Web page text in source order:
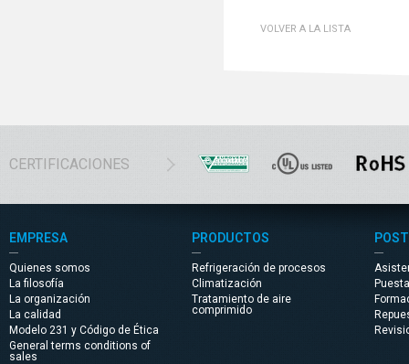
VOLVER A LA LISTA
CERTIFICACIONES
EMPRESA
Quienes somos
La filosofía
La organización
La calidad
Modelo 231 y Código de Ética
General terms conditions of
sales
PRODUCTOS
Refrigeración de procesos
Climatización
Tratamiento de aire
comprimido